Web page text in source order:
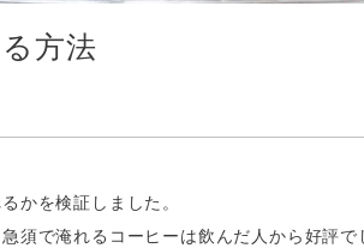
方法
かを検証しました。
須で淹れるコーヒーは飲んだ人から好評で